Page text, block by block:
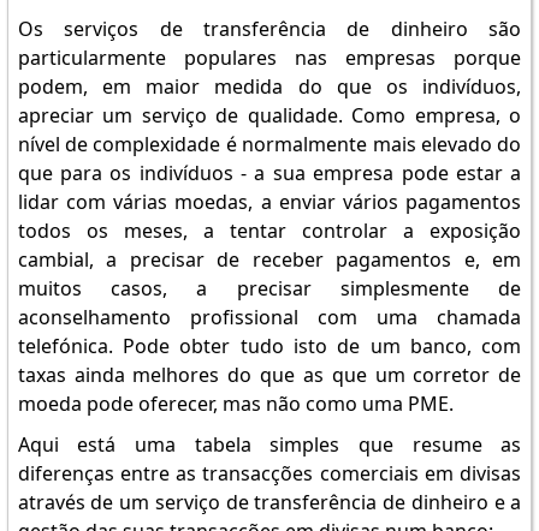
Os serviços de transferência de dinheiro são
particularmente populares nas empresas porque
podem, em maior medida do que os indivíduos,
apreciar um serviço de qualidade. Como empresa, o
nível de complexidade é normalmente mais elevado do
que para os indivíduos - a sua empresa pode estar a
lidar com várias moedas, a enviar vários pagamentos
todos os meses, a tentar controlar a exposição
cambial, a precisar de receber pagamentos e, em
muitos casos, a precisar simplesmente de
aconselhamento profissional com uma chamada
telefónica. Pode obter tudo isto de um banco, com
taxas ainda melhores do que as que um corretor de
moeda pode oferecer, mas não como uma PME.
Aqui está uma tabela simples que resume as
diferenças entre as transacções comerciais em divisas
através de um serviço de transferência de dinheiro e a